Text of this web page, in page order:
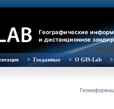
Геоданные О GIS-Lab